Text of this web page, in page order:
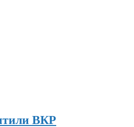
ВКР